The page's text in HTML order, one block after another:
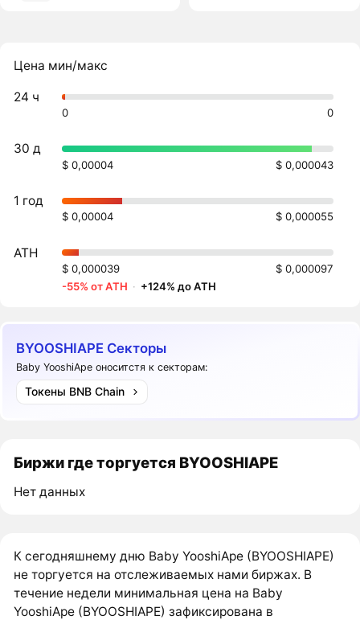
Цена мин/макс
24 ч
0 0
30 д
$ 0,00004 $ 0,000043
1 год
$ 0,00004 $ 0,000055
ATH
$ 0,000039
$ 0,000097
-55% от ATH · +124% до ATH
BYOOSHIAPE Секторы
Baby YooshiApe оноситстя к секторам:
Токены BNB Chain
Биржи где торгуется BYOOSHIAPE
Нет данных
К сегодняшнему дню Baby YooshiApe (BYOOSHIAPE)
не торгуется на отслеживаемых нами биржах. В
течение недели минимальная цена на Baby
YooshiApe (BYOOSHIAPE) зафиксирована в